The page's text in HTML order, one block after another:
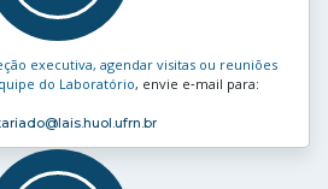
executiva, agendar visitas ou reuniões
do Laboratório, envie e‑mail para:
@lais.huol.ufrn.br